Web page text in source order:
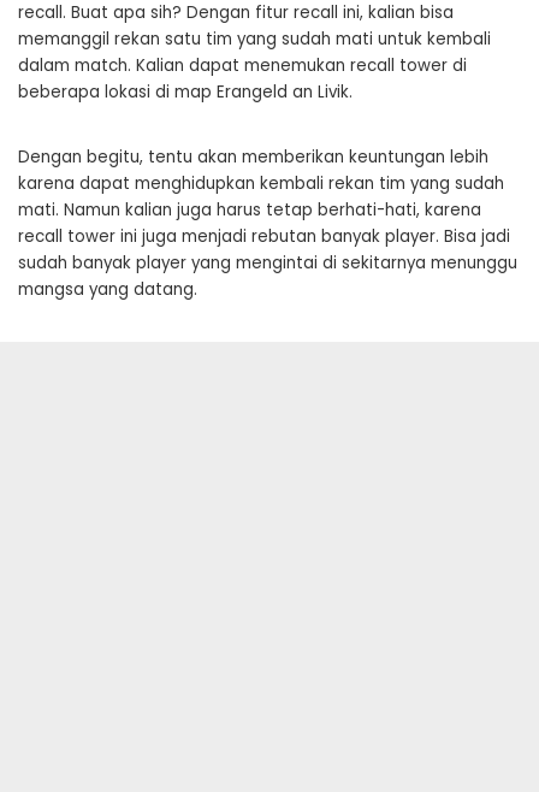
recall. Buat apa sih? Dengan fitur recall ini, kalian bisa
memanggil rekan satu tim yang sudah mati untuk kembali
dalam match. Kalian dapat menemukan recall tower di
beberapa lokasi di map Erangeld an Livik.
Dengan begitu, tentu akan memberikan keuntungan lebih
karena dapat menghidupkan kembali rekan tim yang sudah
mati. Namun kalian juga harus tetap berhati-hati, karena
recall tower ini juga menjadi rebutan banyak player. Bisa jadi
sudah banyak player yang mengintai di sekitarnya menunggu
mangsa yang datang.